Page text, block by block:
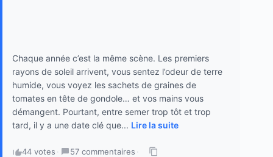
Chaque année c’est la même scène. Les premiers
rayons de soleil arrivent, vous sentez l’odeur de terre
humide, vous voyez les sachets de graines de
tomates en tête de gondole… et vos mains vous
démangent. Pourtant, entre semer trop tôt et trop
tard, il y a une date clé que... Lire la suite
44 votes · 57 commentaires ·